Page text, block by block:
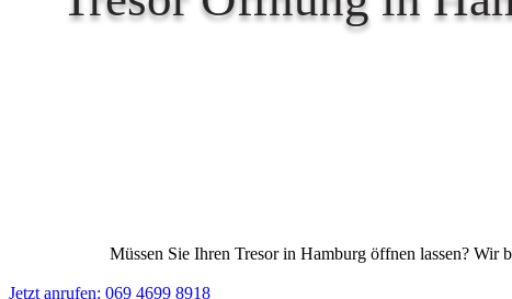
Müssen Sie Ihren Tresor in Hamburg öffnen lassen? Wir
Jetzt anrufen: 069 4699 8918